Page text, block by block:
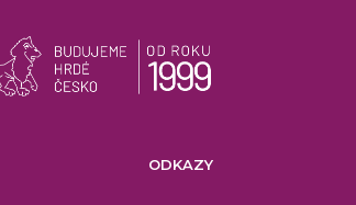
ODKAZY